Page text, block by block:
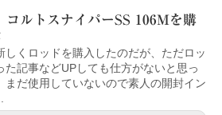
コルトスナイパーSS 106Mを購
しくロッドを購入したのだが、ただロッ
た記事などUPしても仕方がないと思っ
まだ使用していないので素人の開封イン